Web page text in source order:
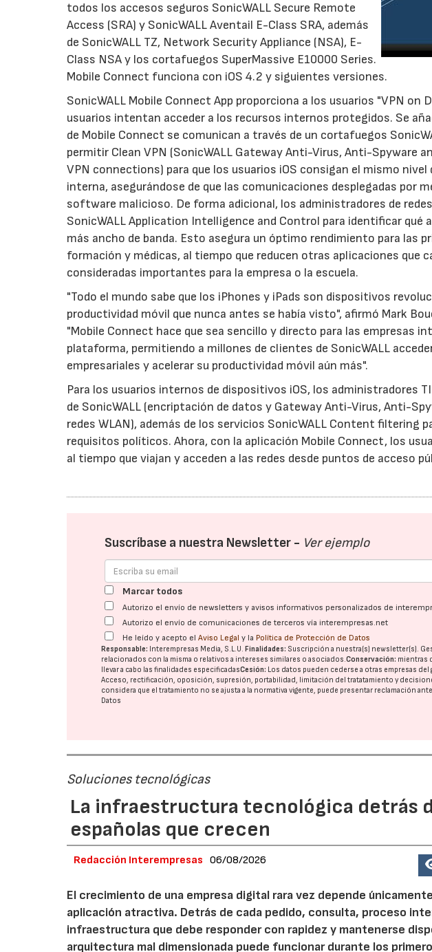
todos los accesos seguros SonicWALL Secure Remote
Access (SRA) y SonicWALL Aventail E-Class SRA, además
de SonicWALL TZ, Network Security Appliance (NSA), E-
Class NSA y los cortafuegos SuperMassive E10000 Series.
Mobile Connect funciona con iOS 4.2 y siguientes versiones.
SonicWALL Mobile Connect App proporciona a los usuarios "VPN
usuarios intentan acceder a los recursos internos protegidos. Se
de Mobile Connect se comunican a través de un cortafuegos
permitir Clean VPN (SonicWALL Gateway Anti-Virus, Anti-Spyware
VPN connections) para que los usuarios iOS consigan el mismo
interna, asegurándose de que las comunicaciones desplegadas por
software malicioso. De forma adicional, los administradores de
SonicWALL Application Intelligence and Control para identificar qué
más ancho de banda. Esto asegura un óptimo rendimiento para las
formación y médicas, al tiempo que reducen otras aplicaciones que
consideradas importantes para la empresa o la escuela.
"Todo el mundo sabe que los iPhones y iPads son dispositivos
productividad móvil que nunca antes se había visto", afirmó Mark
"Mobile Connect hace que sea sencillo y directo para las empresas
plataforma, permitiendo a millones de clientes de SonicWALL
empresariales y acelerar su productividad móvil aún más".
Para los usuarios internos de dispositivos iOS, los administradores
de SonicWALL (encriptación de datos y Gateway Anti-Virus, Anti-
redes WLAN), además de los servicios SonicWALL Content filtering
requisitos políticos. Ahora, con la aplicación Mobile Connect, los
al tiempo que viajan y acceden a las redes desde puntos de acceso
Suscríbase a nuestra Newsletter - Ver ejemplo
Marcar todos
Autorizo el envío de newsletters y avisos informativos personalizados de
Autorizo el envío de comunicaciones de terceros vía interempresas.net
He leído y acepto elAviso Legal y la Política de Protección de Datos
Responsable: Interempresas Media, S.L.U. Finalidades: Suscripción a nuestra(s) newsletter(s).
relacionados con la misma o relativos a intereses similares o asociados.Conservación: mientras
llevar a cabo las finalidades especificadasCesión: Los datos pueden cederse a otras empresas del
Acceso, rectificación, oposición, supresión, portabilidad, limitación del tratatamiento y
considera que el tratamiento no se ajusta a la normativa vigente, puede presentar reclamación
Datos
Soluciones tecnológicas
La infraestructura tecnológica detrás
españolas que crecen
Redacción Interempresas 06/08/2026
El crecimiento de una empresa digital rara vez depende
aplicación atractiva. Detrás de cada pedido, consulta, proceso
infraestructura que debe responder con rapidez y mantenerse
arquitectura mal dimensionada puede funcionar durante los
23/07/